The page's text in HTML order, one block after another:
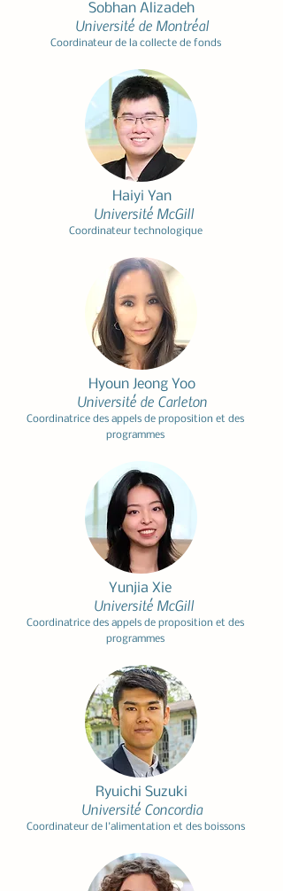
Sobhan Alizadeh
Université de Montréal
Coordinateur de la collecte de fonds
Haiyi Yan
Université McGill
Coordinateur technologique​
Hyoun Jeong Yoo
Université de Carleton
Coordinatrice des appels de proposition et des
programmes
Yunjia Xie
Université McGill
Coordinatrice des appels de proposition et des
programmes
Ryuichi Suzuki
Université Concordia
Coordinateur de l'alimentation et des boissons